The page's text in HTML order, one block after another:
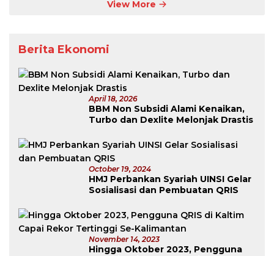
View More
Berita Ekonomi
April 18, 2026
BBM Non Subsidi Alami Kenaikan,
Turbo dan Dexlite Melonjak Drastis
October 19, 2024
HMJ Perbankan Syariah UINSI Gelar
Sosialisasi dan Pembuatan QRIS
November 14, 2023
Hingga Oktober 2023, Pengguna